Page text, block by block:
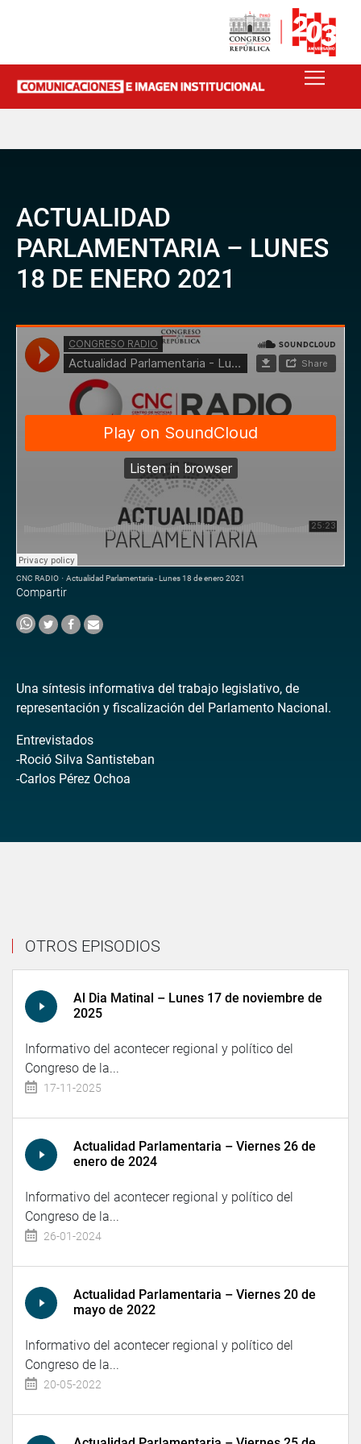
ACTUALIDAD
PARLAMENTARIA – LUNES
18 DE ENERO 2021
CNC RADIO · Actualidad Parlamentaria - Lunes 18 de enero 2021
Compartir
Una síntesis informativa del trabajo legislativo, de
representación y fiscalización del Parlamento Nacional.
Entrevistados
-Roció Silva Santisteban
-Carlos Pérez Ochoa
OTROS EPISODIOS
Al Dia Matinal – Lunes 17 de noviembre de
2025
Informativo del acontecer regional y político del
Congreso de la...
17-11-2025
Actualidad Parlamentaria – Viernes 26 de
enero de 2024
Informativo del acontecer regional y político del
Congreso de la...
26-01-2024
Actualidad Parlamentaria – Viernes 20 de
mayo de 2022
Informativo del acontecer regional y político del
Congreso de la...
20-05-2022